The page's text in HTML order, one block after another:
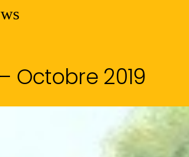
Octobre 2019